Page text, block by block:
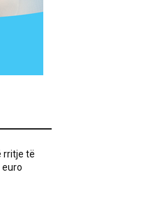
rritje të